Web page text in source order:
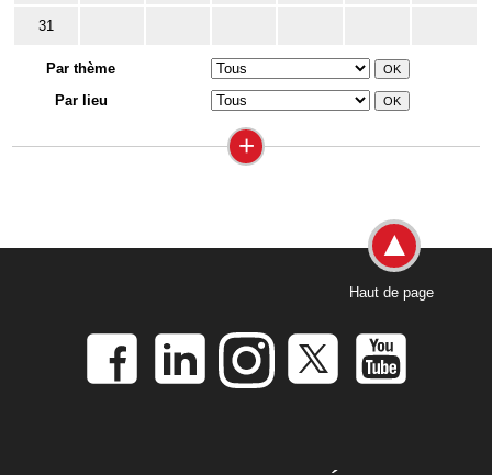
31
Par thème
Par lieu
+
Haut de page